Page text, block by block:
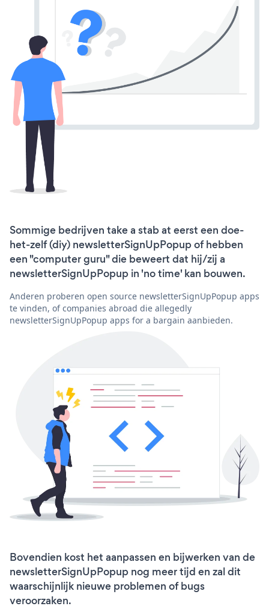
Sommige bedrijven take a stab at eerst een doe-
het-zelf (diy) newsletterSignUpPopup of hebben
een "computer guru" die beweert dat hij/zij a
newsletterSignUpPopup in 'no time' kan bouwen.
Anderen proberen open source newsletterSignUpPopup apps
te vinden, of companies abroad die allegedly
newsletterSignUpPopup apps for a bargain aanbieden.
Bovendien kost het aanpassen en bijwerken van de
newsletterSignUpPopup nog meer tijd en zal dit
waarschijnlijk nieuwe problemen of bugs
veroorzaken.